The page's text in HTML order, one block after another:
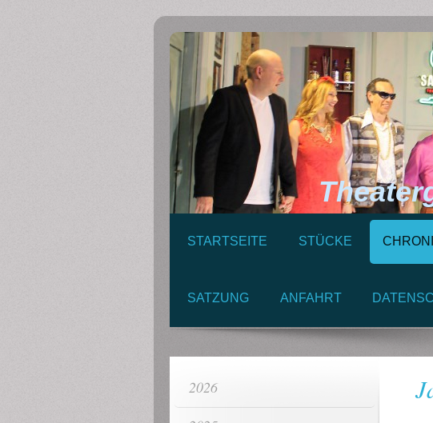
STARTSEITE STÜCKE
SATZUNG ANFAHRT
2026